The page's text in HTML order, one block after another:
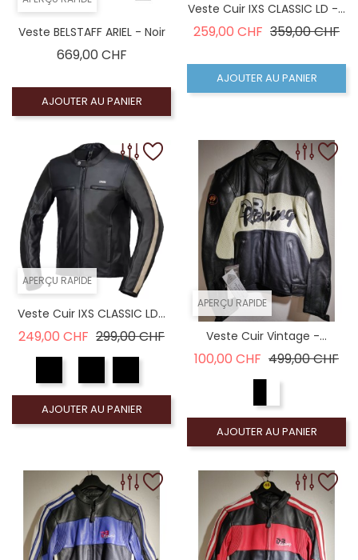
Veste BELSTAFF ARIEL - Noir
669,00 CHFPrix
AJOUTER AU PANIER
Veste Cuir IXS CLASSIC LD -...
259,00 CHF Prix de base
359,00 CHF
AJOUTER AU PANIER
APERÇU RAPIDE
Veste Cuir IXS CLASSIC LD...
249,00 CHF Prix de base
299,00 CHFPrix
AJOUTER AU PANIER
APERÇU RAPIDE
Veste Cuir Vintage -...
100,00 CHF Prix de base
499,00 CHF
AJOUTER AU PANIER